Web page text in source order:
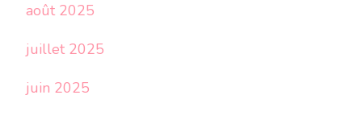
août 2025
juillet 2025
juin 2025